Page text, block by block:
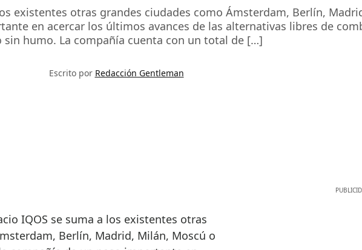
existentes otras grandes ciudades como Ámsterdam, Berlín,
en acercar los últimos avances de las alternativas libres de
sin humo. La compañía cuenta con un total de […]
Escrito por Redacción Gentleman
Berlín, Madrid, Milán, Moscú o